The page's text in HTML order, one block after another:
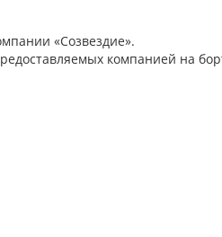
«Созвездие».
компанией на